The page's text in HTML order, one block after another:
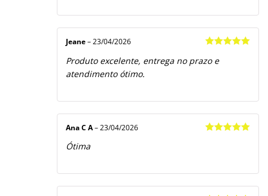
de 5
Jeane – 23/04/2026
Produto excelente, entrega no prazo e
atendimento ótimo.
Ana C A – 23/04/2026
Ótima